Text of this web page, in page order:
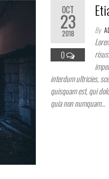
OCT
23
2018
0
By
interdum ultricies,
quisquam est, qui
quia non numquam…